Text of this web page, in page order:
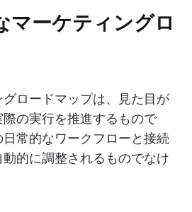
マーケティングロ
ロードマップは、見た目が
の実行を推進するもので
常的なワークフローと接続
的に調整されるものでなけ